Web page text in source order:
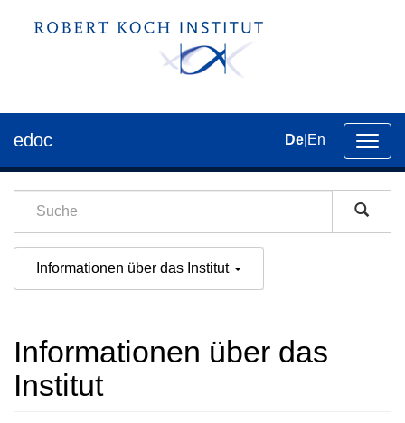
der
edoc De En
Informationen über das Institut
Informationen über das
Institut